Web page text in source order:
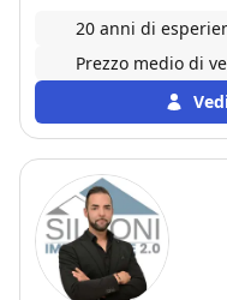
20 anni di
Prezzo medio di